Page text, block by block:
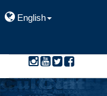
English